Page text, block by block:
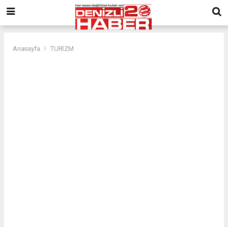
Anasayfa TURİZM